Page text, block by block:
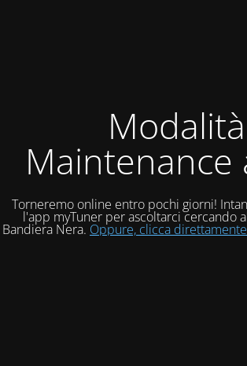
Modalità
Maintenance
Torneremo online entro pochi giorni!
l'app myTuner per ascoltarci cercando
Bandiera Nera. Oppure, clicca direttamente